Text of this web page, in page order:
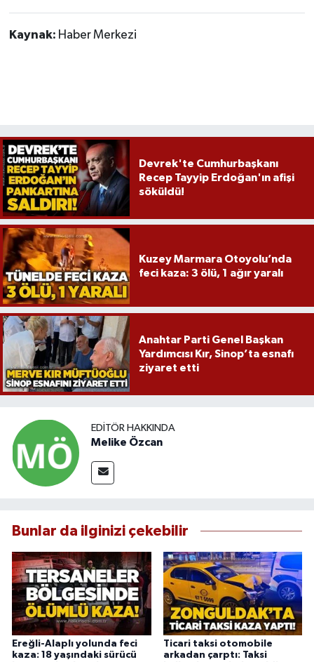
Kaynak: Haber Merkezi
Devrek'te Cumhurbaşkanı
Recep Tayyip Erdoğan'ın afişi
söküldü!
Kuzey Marmara Otoyolu’nda
feci kaza: 3 ölü, 1 ağır yaralı
Anahtar Parti Genel Başkan
Yardımcısı Kır, Sinop’ta esnafı
ziyaret etti
EDITÖR HAKKINDA
Melike Özcan
Bunlar da ilginizi çekebilir
Ereğli-Alaplı yolunda feci
kaza: 18 yaşındaki sürücü
Ticari taksi otomobile
arkadan çarptı: Taksi
Ulusal